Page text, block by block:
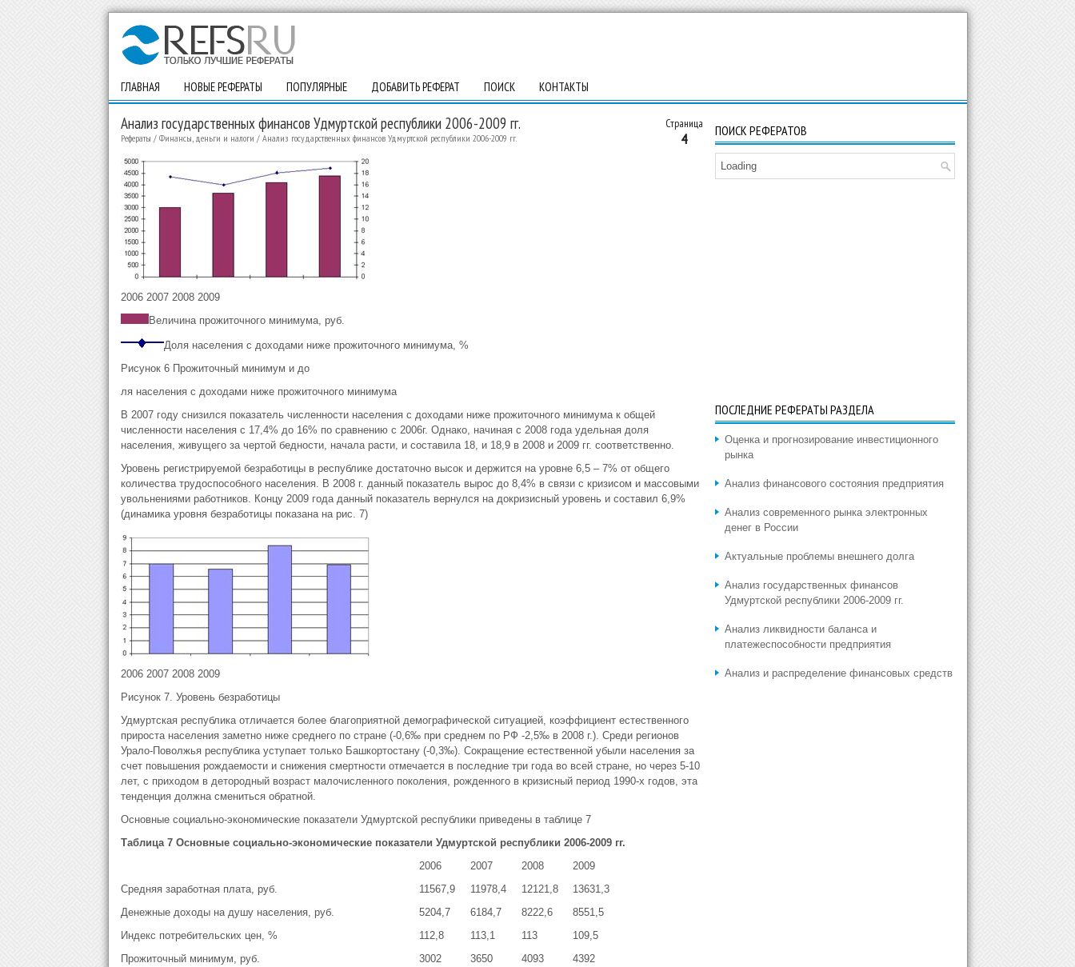
ГЛАВНАЯ НОВЫЕ РЕФЕРАТЫ ПОПУЛЯРНЫЕ ДОБАВИТЬ РЕФЕРАТ ПОИСК КОНТАКТЫ
Страница
4
Анализ государственных финансов Удмуртской республики 2006-2009 гг.
Рефераты / Финансы, деньги и налоги / Анализ государственных финансов Удмуртской республики 2006-2009 гг.
2006 2007 2008 2009
Величина прожиточного минимума, руб.
Доля населения с доходами ниже прожиточного минимума, %
Рисунок 6 Прожиточный минимум и до
ля населения с доходами ниже прожиточного минимума
В 2007 году снизился показатель численности населения с доходами ниже прожиточного минимума к общей
численности населения с 17,4% до 16% по сравнению с 2006г. Однако, начиная с 2008 года удельная доля
населения, живущего за чертой бедности, начала расти, и составила 18, и 18,9 в 2008 и 2009 гг. соответственно.
Уровень регистрируемой безработицы в республике достаточно высок и держится на уровне 6,5 – 7% от общего
количества трудоспособного населения. В 2008 г. данный показатель вырос до 8,4% в связи с кризисом и массовыми
увольнениями работников. Концу 2009 года данный показатель вернулся на докризисный уровень и составил 6,9%
(динамика уровня безработицы показана на рис. 7)
2006 2007 2008 2009
Рисунок 7. Уровень безработицы
Удмуртская республика отличается более благоприятной демографической ситуацией, коэффициент естественного
прироста населения заметно ниже среднего по стране (-0,6‰ при среднем по РФ -2,5‰ в 2008 г.). Среди регионов
Урало-Поволжья республика уступает только Башкортостану (-0,3‰). Сокращение естественной убыли населения за
счет повышения рождаемости и снижения смертности отмечается в последние три года во всей стране, но через 5-10
лет, с приходом в детородный возраст малочисленного поколения, рожденного в кризисный период 1990-х годов, эта
тенденция должна смениться обратной.
Основные социально-экономические показатели Удмуртской республики приведены в таблице 7
Таблица 7 Основные социально-экономические показатели Удмуртской республики 2006-2009 гг.
2006
2007 2008
2009
Средняя заработная плата, руб.
11567,9 11978,4 12121,8
13631,3
Денежные доходы на душу населения, руб.
5204,7 6184,7 8222,6
8551,5
Индекс потребительских цен, %
112,8 113,1 113
109,5
Прожиточный минимум, руб.
3002 3650 4093
4392
ПОИСК РЕФЕРАТОВ
Loading
ПОСЛЕДНИЕ РЕФЕРАТЫ РАЗДЕЛА
Оценка и прогнозирование инвестиционного
рынка
Анализ финансового состояния предприятия
Анализ современного рынка электронных
денег в России
Актуальные проблемы внешнего долга
Анализ государственных финансов
Удмуртской республики 2006-2009 гг.
Анализ ликвидности баланса и
платежеспособности предприятия
Анализ и распределение финансовых средств